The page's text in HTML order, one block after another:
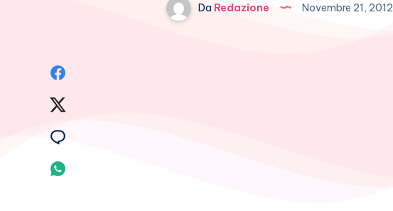
Da Redazione Novembre 21, 2012